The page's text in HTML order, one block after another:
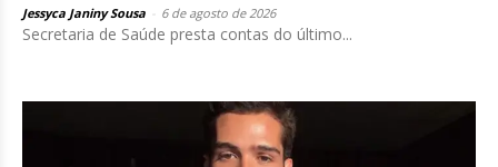
Jessyca Janiny Sousa 6 de agosto de 2026
Secretaria de Saúde presta contas do último...